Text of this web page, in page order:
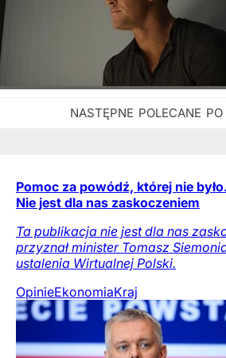
Pomoc za powódź, której nie
Nie jest dla nas zaskoczeniem
Ta publikacja nie jest dla nas
przyznał minister Tomasz
ustalenia Wirtualnej Polski.
OpinieEkonomiaKraj